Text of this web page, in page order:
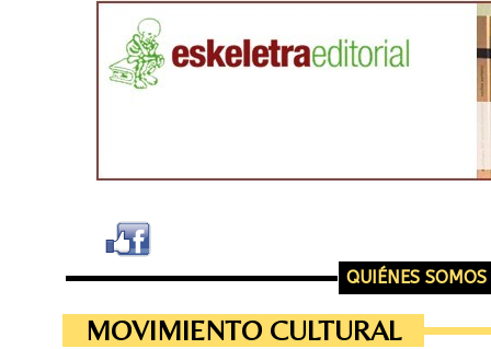
QUIÉNES SOMOS
MOVIMIENTO CULTURAL